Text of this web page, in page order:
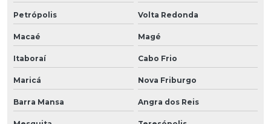
Petrópolis Volta Redonda
Macaé Magé
Itaboraí Cabo Frio
Maricá Nova Friburgo
Barra Mansa Angra dos Reis